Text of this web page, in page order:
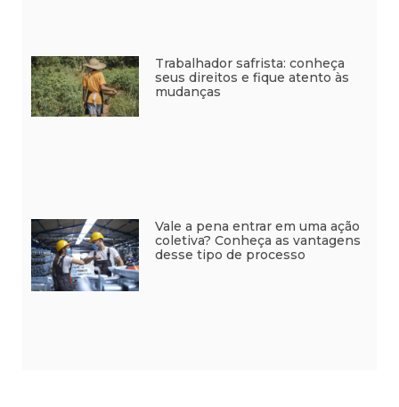
Trabalhador safrista: conheça
seus direitos e fique atento às
mudanças
Vale a pena entrar em uma ação
coletiva? Conheça as vantagens
desse tipo de processo